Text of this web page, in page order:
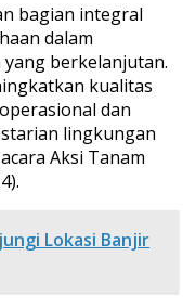
bagian integral
dalam
berkelanjutan.
kualitas
dan
lingkungan
Aksi Tanam
Lokasi Banjir